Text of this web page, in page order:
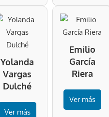
Yolanda
Vargas
Dulché
Ver más
Emilio
García
Riera
Ver más